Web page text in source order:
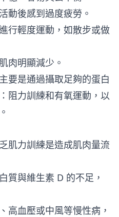
動後感到過度疲勞。
行輕度運動，如散步或做
肉明顯減少。
要是通過攝取足夠的蛋白
阻力訓練和有氧運動，以
肌力訓練是造成肌肉量流
質與維生素 D 的不足，
高血壓或中風等慢性病，